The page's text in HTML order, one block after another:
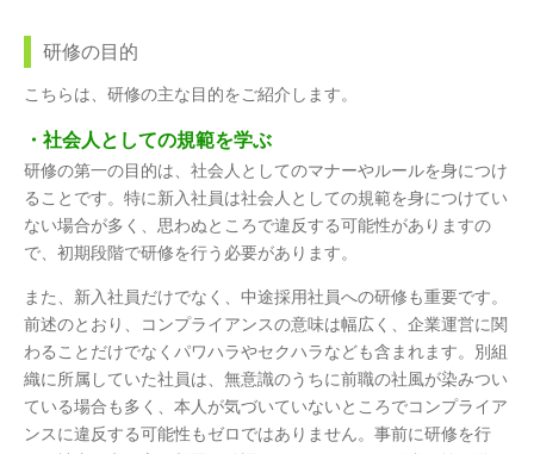
研修の目的
こちらは、研修の主な目的をご紹介します。
・社会人としての規範を学ぶ
研修の第一の目的は、社会人としてのマナーやルールを身につけ
ることです。特に新入社員は社会人としての規範を身につけてい
ない場合が多く、思わぬところで違反する可能性がありますの
で、初期段階で研修を行う必要があります。
また、新入社員だけでなく、中途採用社員への研修も重要です。
前述のとおり、コンプライアンスの意味は幅広く、企業運営に関
わることだけでなくパワハラやセクハラなども含まれます。別組
織に所属していた社員は、無意識のうちに前職の社風が染みつい
ている場合も多く、本人が気づいていないところでコンプライア
ンスに違反する可能性もゼロではありません。事前に研修を行